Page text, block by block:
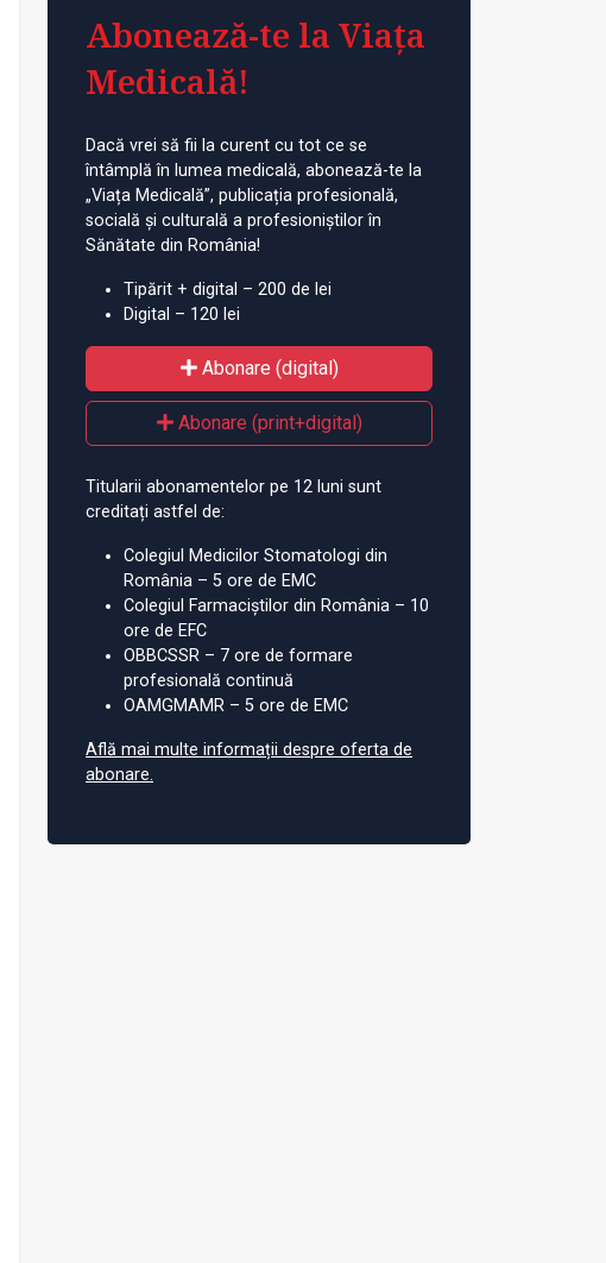
Abonează-te la Viața
Medicală!
Dacă vrei să fii la curent cu tot ce se
întâmplă în lumea medicală, abonează-te la
„Viața Medicală”, publicația profesională,
socială și culturală a profesioniștilor în
Sănătate din România!
Tipărit + digital – 200 de lei
Digital – 120 lei
Abonare (digital)
Abonare (print+digital)
Titularii abonamentelor pe 12 luni sunt
creditați astfel de:
Colegiul Medicilor Stomatologi din
România – 5 ore de EMC
Colegiul Farmaciștilor din România – 10
ore de EFC
OBBCSSR – 7 ore de formare
profesională continuă
OAMGMAMR – 5 ore de EMC
Află mai multe informații despre oferta de
abonare.